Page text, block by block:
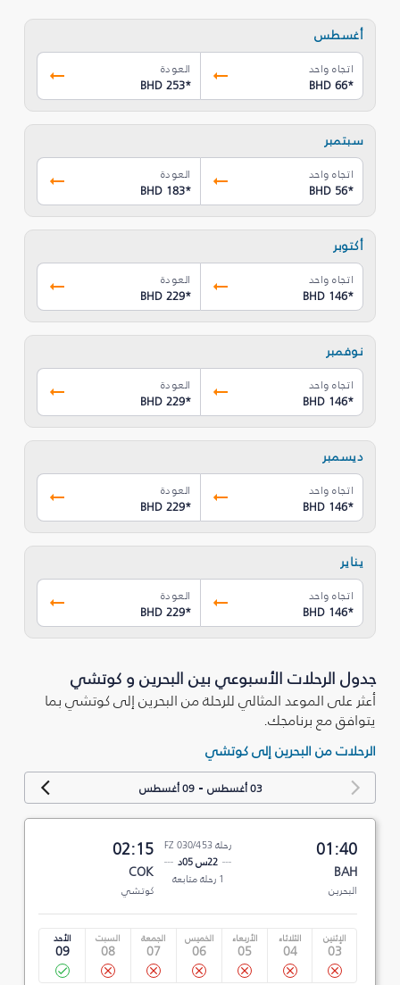
أغسطس
اتجاه واحد
BHD 66*
العودة
BHD 253*
سبتمبر
اتجاه واحد
BHD 56*
العودة
BHD 183*
أكتوبر
اتجاه واحد
BHD 146*
العودة
BHD 229*
نوفمبر
اتجاه واحد
BHD 146*
العودة
BHD 229*
ديسمبر
اتجاه واحد
BHD 146*
العودة
BHD 229*
يناير
اتجاه واحد
BHD 146*
العودة
BHD 229*
جدول الرحلات الأسبوعي بين البحرين و كوتشي
أعثر على الموعد المثالي للرحلة من البحرين إلى كوتشي بما
يتوافق مع برنامجك.
الرحلات من البحرين إلى كوتشي
03 أغسطس -09 أغسطس
01:40
BAH
البحرين
رحلة FZ 030/453
22س 05د
1 رحلة متابعة
02:15
COK
كوتشي
الإثنين
03
الثلاثاء
04
الأربعاء
05
الخميس
06
الجمعة
07
السبت
08
الأحد
09